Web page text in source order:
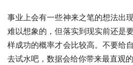
事业上会有一些神来之笔的想法出
难以想象的，但落实到现实前还是
样成功的概率才会比较高。不要给
去试水吧，数据会给你带来最直观的